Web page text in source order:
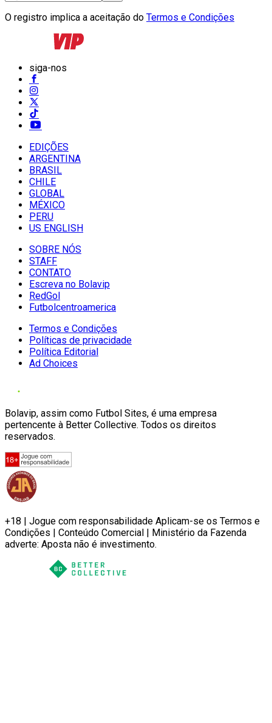
O registro implica a aceitação do Termos e Condições
siga-nos
EDIÇÕES
ARGENTINA
BRASIL
CHILE
GLOBAL
MÉXICO
PERU
US ENGLISH
SOBRE NÓS
STAFF
CONTATO
Escreva no Bolavip
RedGol
Futbolcentroamerica
Termos e Condições
Políticas de privacidade
Política Editorial
Ad Choices
Bolavip, assim como Futbol Sites, é uma empresa
pertencente à Better Collective. Todos os direitos
reservados.
+18 | Jogue com responsabilidade Aplicam-se os Termos e
Condições | Conteúdo Comercial | Ministério da Fazenda
adverte: Aposta não é investimento.